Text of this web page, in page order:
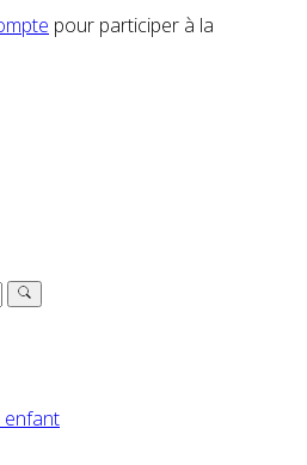
pour participer à la
enfant